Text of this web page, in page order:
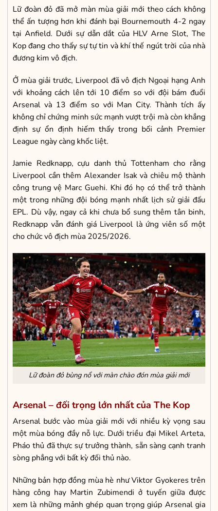
Lữ đoàn đỏ đã mở màn mùa giải mới theo cách không
thể ấn tượng hơn khi đánh bại Bournemouth 4-2 ngay
tại Anfield. Dưới sự dẫn dắt của HLV Arne Slot, The
Kop đang cho thấy sự tự tin và khí thế ngút trời của nhà
đương kim vô địch.
Ở mùa giải trước, Liverpool đã vô địch Ngoại hạng Anh
với khoảng cách lên tới 10 điểm so với đội bám đuổi
Arsenal và 13 điểm so với Man City. Thành tích ấy
không chỉ chứng minh sức mạnh vượt trội mà còn khẳng
định sự ổn định hiếm thấy trong bối cảnh Premier
League ngày càng khốc liệt.
Jamie Redknapp, cựu danh thủ Tottenham cho rằng
Liverpool cần thêm Alexander Isak và chiêu mộ thành
công trung vệ Marc Guehi. Khi đó họ có thể trở thành
một trong những đội bóng mạnh nhất lịch sử giải đấu
EPL. Dù vậy, ngay cả khi chưa bổ sung thêm tân binh,
Redknapp vẫn đánh giá Liverpool là ứng viên số một
cho chức vô địch mùa 2025/2026.
Lữ đoàn đỏ bùng nổ với màn chào đón mùa giải mới
Arsenal – đối trọng lớn nhất của The Kop
Arsenal bước vào mùa giải mới với nhiều kỳ vọng sau
một mùa bóng đầy nỗ lực. Dưới triều đại Mikel Arteta,
Pháo thủ đã thực sự trưởng thành, sẵn sàng cạnh tranh
sòng phẳng với bất kỳ đối thủ nào.
Những bản hợp đồng mùa hè như Viktor Gyokeres trên
hàng công hay Martin Zubimendi ở tuyến giữa được
xem là những mảnh ghép quan trọng giúp Arsenal gia